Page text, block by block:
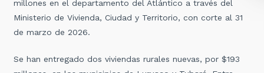
millones en el departamento del Atlántico a través del
Ministerio de Vivienda, Ciudad y Territorio, con corte al 31
de marzo de 2026.
Se han entregado dos viviendas rurales nuevas, por $193